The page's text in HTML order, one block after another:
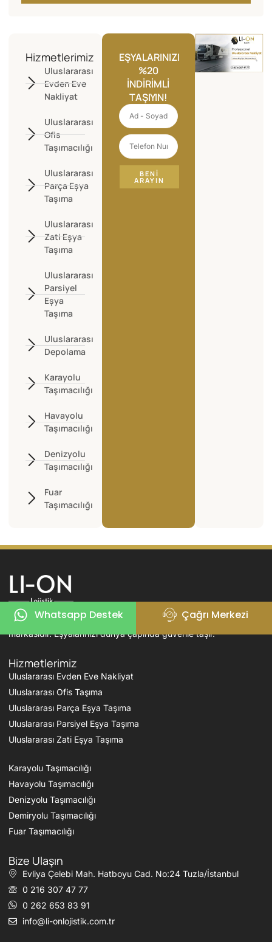
Hizmetlerimiz
Uluslararası
Evden Eve
Nakliyat
Uluslararası
Ofis
Taşımacılığı
Uluslararası
Parça Eşya
Taşıma
Uluslararası
Zati Eşya
Taşıma
Uluslararası
Parsiyel
Eşya
Taşıma
Uluslararası
Depolama
Karayolu
Taşımacılığı
Havayolu
Taşımacılığı
Denizyolu
Taşımacılığı
Fuar
Taşımacılığı
EŞYALARINIZI
%20
İNDIRIMLI
TAŞIYIN!
BENI
ARAYIN
Li-On Lojistik; uluslararası taşımacılıkta ev, ofis ve zati eşya
nakliyatında uzmanlaşmış, güvenilir ve deneyimli bir lojistik
markasıdır. Eşyalarınızı dünya çapında güvenle taşır.
Hizmetlerimiz
Uluslararası Evden Eve Nakliyat
Uluslararası Ofis Taşıma
Uluslararası Parça Eşya Taşıma
Uluslararası Parsiyel Eşya Taşıma
Uluslararası Zati Eşya Taşıma
Karayolu Taşımacılığı
Havayolu Taşımacılığı
Denizyolu Taşımacılığı
Demiryolu Taşımacılığı
Fuar Taşımacılığı
Bize Ulaşın
Evliya Çelebi Mah. Hatboyu Cad. No:24 Tuzla/İstanbul
0 216 307 47 77
0 262 653 83 91
info@li-onlojistik.com.tr
Whatsapp Destek Çağrı Merkezi